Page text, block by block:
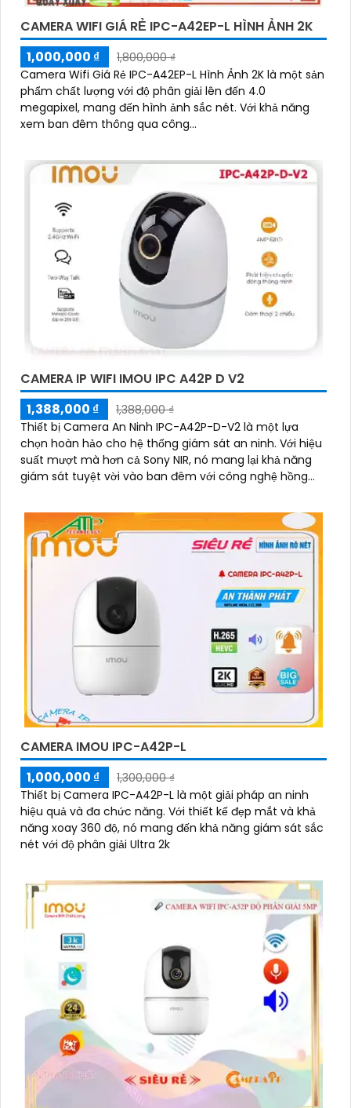
CAMERA WIFI GIÁ RẺ IPC-A42EP-L HÌNH ẢNH 2K
1,000,000 ₫
1,800,000 ₫
Camera Wifi Giá Rẻ IPC-A42EP-L Hình Ảnh 2K là một sản
phẩm chất lượng với độ phân giải lên đến 4.0
megapixel, mang đến hình ảnh sắc nét. Với khả năng
xem ban đêm thông qua công...
CAMERA IP WIFI IMOU IPC A42P D V2
1,388,000 ₫
1,388,000 ₫
Thiết bị Camera An Ninh IPC-A42P-D-V2 là một lựa
chọn hoàn hảo cho hệ thống giám sát an ninh. Với hiệu
suất mượt mà hơn cả Sony NIR, nó mang lại khả năng
giám sát tuyệt vời vào ban đêm với công nghệ hồng
CAMERA IMOU IPC-A42P-L
1,000,000 ₫
1,300,000 ₫
Thiết bị Camera IPC-A42P-L là một giải pháp an ninh
hiệu quả và đa chức năng. Với thiết kế đẹp mắt và khả
năng xoay 360 độ, nó mang đến khả năng giám sát sắc
nét với độ phân giải Ultra 2k